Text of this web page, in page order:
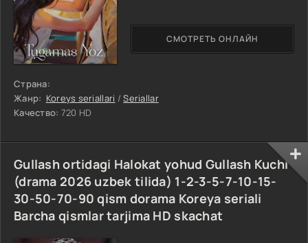
Страна:
Жанр: Koreys seriallari /Seriallar
Качество: 720 HD
СМОТРЕТЬ ОНЛАЙН
Gullash ortidagi Halokat yohud Gullash Kuchi
(drama 2026 uzbek tilida) 1-2-3-5-7-10-15-
30-50-70-90 qism dorama Koreya seriali
Barcha qismlar tarjima HD skachat